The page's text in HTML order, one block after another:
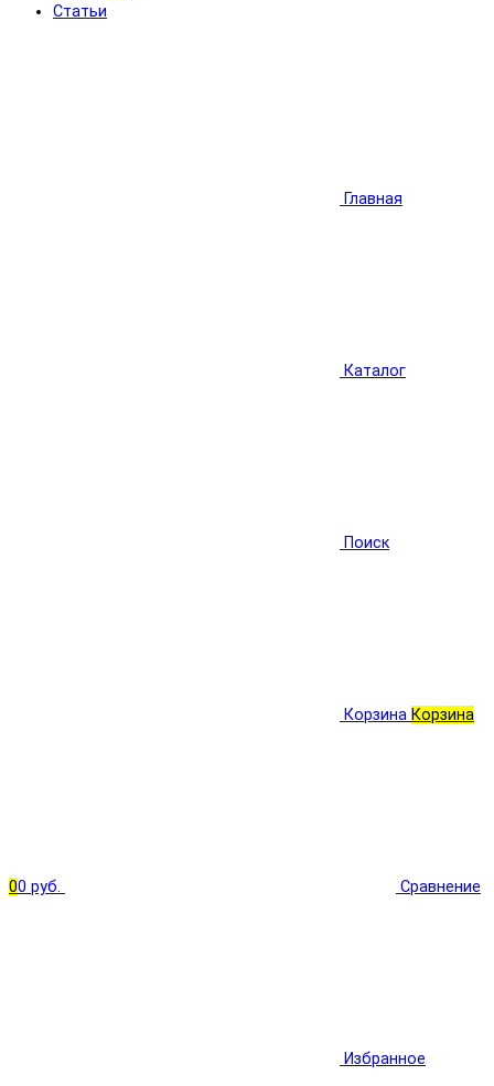
Статьи
Главная
Каталог
Поиск
Корзина Корзина
00 руб. Сравнение
Избранное